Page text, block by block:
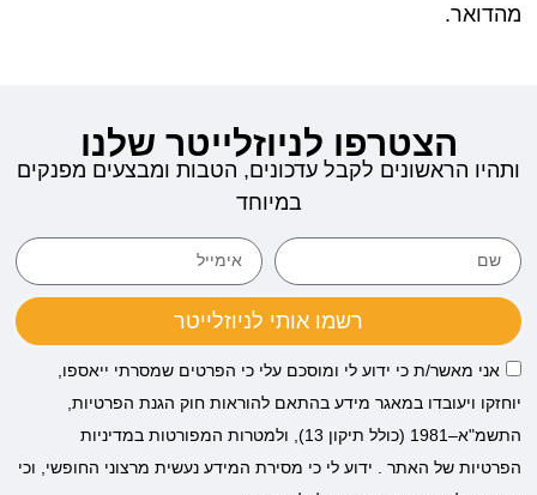
מהדואר.
הצטרפו לניוזלייטר שלנו
ותהיו הראשונים לקבל עדכונים, הטבות ומבצעים מפנקים
במיוחד
רשמו אותי לניוזלייטר
אני מאשר/ת כי ידוע לי ומוסכם עלי כי הפרטים שמסרתי ייאספו,
יוחזקו ויעובדו במאגר מידע בהתאם להוראות חוק הגנת הפרטיות,
התשמ"א–1981 (כולל תיקון 13), ולמטרות המפורטות במדיניות
הפרטיות של האתר . ידוע לי כי מסירת המידע נעשית מרצוני החופשי, וכי